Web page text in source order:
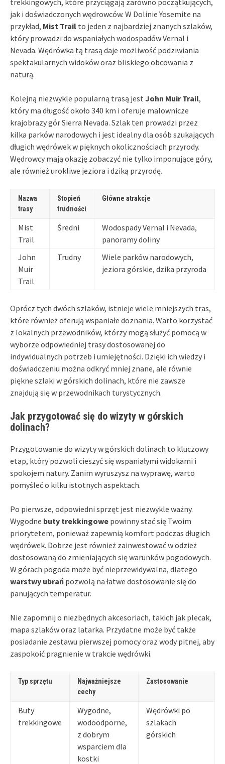
jak i doświadczonych wędrowców. W Dolinie Yosemite na
przykład, Mist Trail to jeden z najbardziej znanych szlaków,
który prowadzi do wspaniałych wodospadów Vernal i
Nevada. Wędrówka tą trasą daje możliwość podziwiania
spektakularnych widoków oraz bliskiego obcowania z
naturą.
Kolejną niezwykle popularną trasą jest John Muir Trail,
który ma długość około 340 km i oferuje malownicze
krajobrazy gór Sierra Nevada. Szlak ten prowadzi przez
kilka parków narodowych i jest idealny dla osób szukających
długich wędrówek w pięknych okolicznościach przyrody.
Wędrowcy mają okazję zobaczyć nie tylko imponujące góry,
ale również urokliwe jeziora i dziką przyrodę.
Nazwa
trasy
Stopień
trudności
Główne atrakcje
Mist
Trail
Średni
Wodospady Vernal i Nevada,
panoramy doliny
John
Muir
Trail
Trudny
Wiele parków narodowych,
jeziora górskie, dzika przyroda
Oprócz tych dwóch szlaków, istnieje wiele mniejszych tras,
które również oferują wspaniałe doznania. Warto korzystać
z lokalnych przewodników, którzy mogą służyć pomocą w
wyborze odpowiedniej trasy dostosowanej do
indywidualnych potrzeb i umiejętności. Dzięki ich wiedzy i
doświadczeniu można odkryć mniej znane, ale równie
piękne szlaki w górskich dolinach, które nie zawsze
znajdują się w przewodnikach turystycznych.
Jak przygotować się do wizyty w górskich
dolinach?
Przygotowanie do wizyty w górskich dolinach to kluczowy
etap, który pozwoli cieszyć się wspaniałymi widokami i
spokojem natury. Zanim wyruszysz na wyprawę, warto
pomyśleć o kilku istotnych aspektach.
Po pierwsze, odpowiedni sprzęt jest niezwykle ważny.
Wygodne buty trekkingowe powinny stać się Twoim
priorytetem, ponieważ zapewnią komfort podczas długich
wędrówek. Dobrze jest również zainwestować w odzież
dostosowaną do zmieniających się warunków pogodowych.
W górach pogoda może być nieprzewidywalna, dlatego
warstwy ubrań pozwolą na łatwe dostosowanie się do
panujących temperatur.
Nie zapomnij o niezbędnych akcesoriach, takich jak plecak,
mapa szlaków oraz latarka. Przydatne może być także
posiadanie zestawu pierwszej pomocy oraz wody pitnej, aby
zaspokoić pragnienie w trakcie wędrówki.
Typ sprzętu
Najważniejsze
cechy
Zastosowanie
Buty
trekkingowe
Wygodne,
wodoodporne,
z dobrym
wsparciem dla
kostki
Wędrówki po
szlakach
górskich